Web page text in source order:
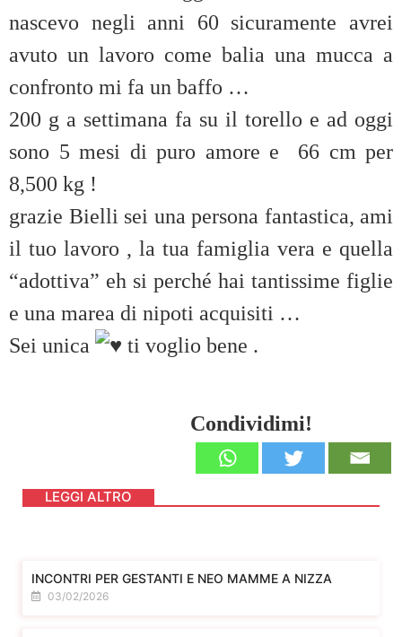
nascevo negli anni 60 sicuramente avrei
avuto un lavoro come balia una mucca a
confronto mi fa un baffo …
200 g a settimana fa su il torello e ad oggi
sono 5 mesi di puro amore e 66 cm per
8,500 kg !
grazie Bielli sei una persona fantastica, ami
il tuo lavoro , la tua famiglia vera e quella
“adottiva” eh si perché hai tantissime figlie
e una marea di nipoti acquisiti …
Sei unica
ti voglio bene .
Condividimi!
LEGGI ALTRO
INCONTRI PER GESTANTI E NEO MAMME A NIZZA
03/02/2026